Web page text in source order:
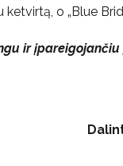
o „Blue
ir